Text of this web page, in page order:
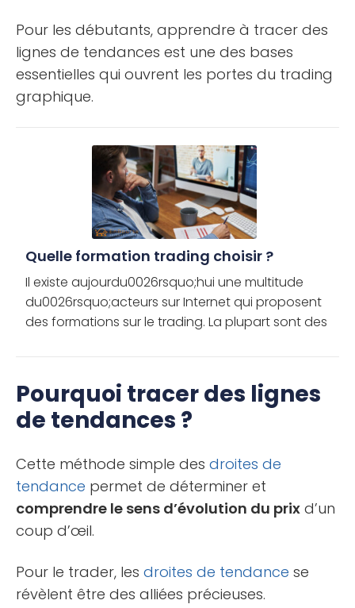
Pour les débutants, apprendre à tracer des
lignes de tendances est une des bases
essentielles qui ouvrent les portes du trading
graphique.
Quelle formation trading choisir ?
Il existe aujourdu0026rsquo;hui une multitude
du0026rsquo;acteurs sur Internet qui proposent
des formations sur le trading. La plupart sont des
Pourquoi tracer des lignes
de tendances ?
Cette méthode simple des droites de
tendance permet de déterminer et
comprendre le sens d’évolution du prix d’un
coup d’œil.
Pour le trader, les droites de tendance se
révèlent être des alliées précieuses.